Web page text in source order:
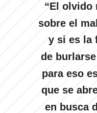
“El olvido
sobre el
y si es la
de
para eso
que se
en busca